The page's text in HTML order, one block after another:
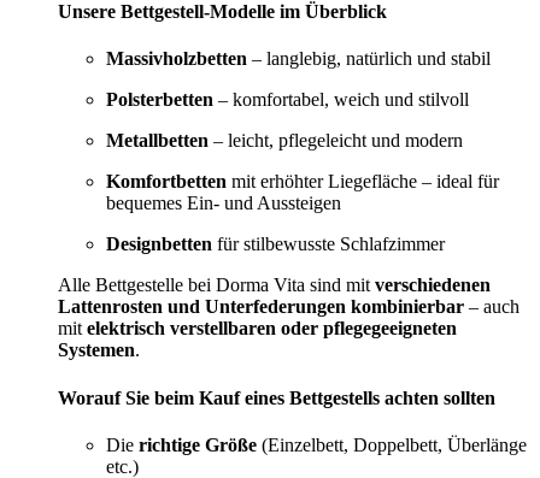
Unsere Bettgestell-Modelle im Überblick
Massivholzbetten – langlebig, natürlich und stabil
Polsterbetten – komfortabel, weich und stilvoll
Metallbetten – leicht, pflegeleicht und modern
Komfortbetten mit erhöhter Liegefläche – ideal für
bequemes Ein- und Aussteigen
Designbetten für stilbewusste Schlafzimmer
Alle Bettgestelle bei Dorma Vita sind mit verschiedenen
Lattenrosten und Unterfederungen kombinierbar – auch
mit elektrisch verstellbaren oder pflegegeeigneten
Systemen.
Worauf Sie beim Kauf eines Bettgestells achten sollten
Die richtige Größe (Einzelbett, Doppelbett, Überlänge
etc.)